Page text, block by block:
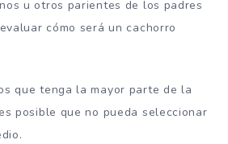
u otros parientes de los padres
cómo será un cachorro
que tenga la mayor parte de la
posible que no pueda seleccionar